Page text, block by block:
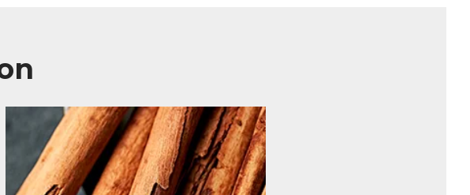
génération
au quotidien grâce à une combinaison unique
de vitamines et de nutriments essentiels. Ces actifs
« mauvais » cholestérol), protègent les vaisseaux sanguins,